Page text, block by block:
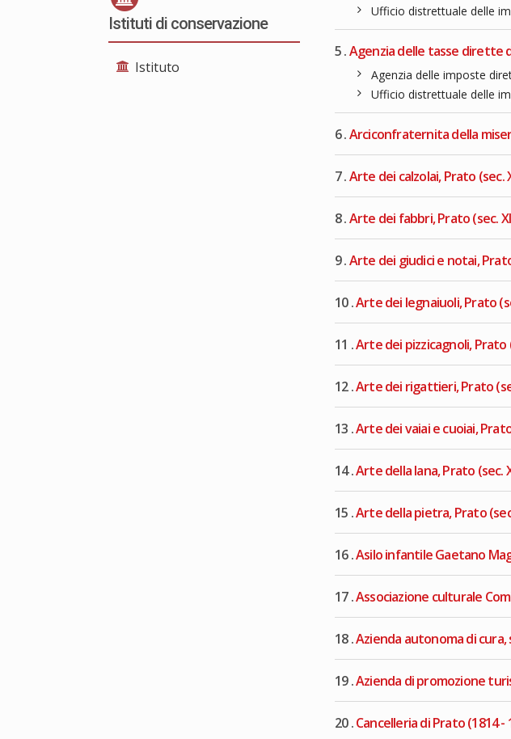
Istituti di conservazione
Istituto
Ufficio distrettuale delle
5 .Agenzia delle tasse dirette
Agenzia delle imposte
Ufficio distrettuale delle
6 .Arciconfraternita della
7 .Arte dei calzolai, Prato (sec.
8 .Arte dei fabbri, Prato (sec.
9 .Arte dei giudici e notai,
10 .Arte dei legnaiuoli, Prato
11 .Arte dei pizzicagnoli, Prato
12 .Arte dei rigattieri, Prato
13 .Arte dei vaiai e cuoiai,
14 .Arte della lana, Prato (sec.
15 .Arte della pietra, Prato
16 .Asilo infantile Gaetano
17 .Associazione culturale
18 .Azienda autonoma di cura,
19 .Azienda di promozione
20 .Cancelleria di Prato (1814 -